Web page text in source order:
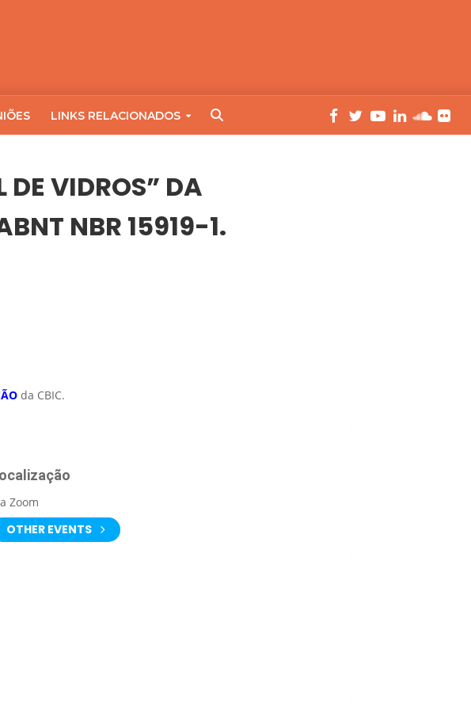
LINKS RELACIONADOS
DE VIDROS” DA
NBR 15919-1.
da CBIC.
Zoom
OTHER EVENTS